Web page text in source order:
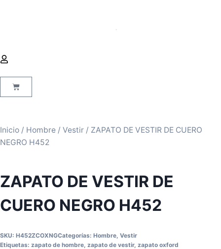
Inicio / Hombre / Vestir / ZAPATO DE VESTIR DE CUERO
NEGRO H452
ZAPATO DE VESTIR DE
CUERO NEGRO H452
SKU: H452ZCOXNGCategorías: Hombre Vestir
Etiquetas: zapato de hombre zapato de vestir, zapato oxford